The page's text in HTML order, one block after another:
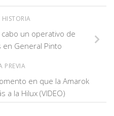
HISTORIA
cabo un operativo de
en General Pinto
PREVIA
en que la Amarok
a la Hilux (VIDEO)